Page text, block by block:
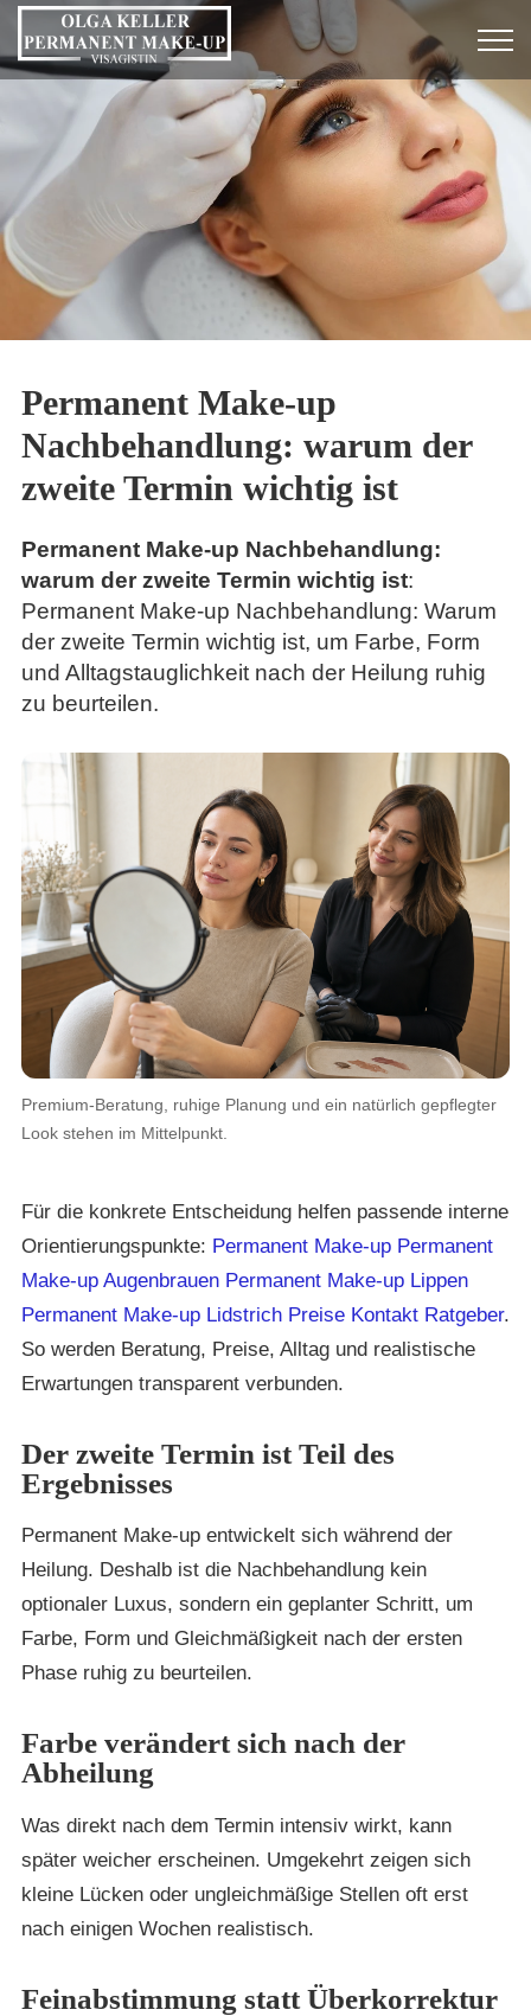
Permanent Make-up
Nachbehandlung: warum der
zweite Termin wichtig ist
Permanent Make-up Nachbehandlung:
warum der zweite Termin wichtig ist:
Permanent Make-up Nachbehandlung: Warum
der zweite Termin wichtig ist, um Farbe, Form
und Alltagstauglichkeit nach der Heilung ruhig
zu beurteilen.
Premium-Beratung, ruhige Planung und ein natürlich gepflegter
Look stehen im Mittelpunkt.
Für die konkrete Entscheidung helfen passende interne
Orientierungspunkte: Permanent Make-up Permanent
Make-up Augenbrauen Permanent Make-up Lippen
Permanent Make-up Lidstrich Preise Kontakt Ratgeber.
So werden Beratung, Preise, Alltag und realistische
Erwartungen transparent verbunden.
Der zweite Termin ist Teil des
Ergebnisses
Permanent Make-up entwickelt sich während der
Heilung. Deshalb ist die Nachbehandlung kein
optionaler Luxus, sondern ein geplanter Schritt, um
Farbe, Form und Gleichmäßigkeit nach der ersten
Phase ruhig zu beurteilen.
Farbe verändert sich nach der
Abheilung
Was direkt nach dem Termin intensiv wirkt, kann
später weicher erscheinen. Umgekehrt zeigen sich
kleine Lücken oder ungleichmäßige Stellen oft erst
nach einigen Wochen realistisch.
Feinabstimmung statt Überkorrektur